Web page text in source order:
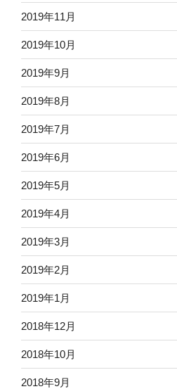
2019年11月
2019年10月
2019年9月
2019年8月
2019年7月
2019年6月
2019年5月
2019年4月
2019年3月
2019年2月
2019年1月
2018年12月
2018年10月
2018年9月